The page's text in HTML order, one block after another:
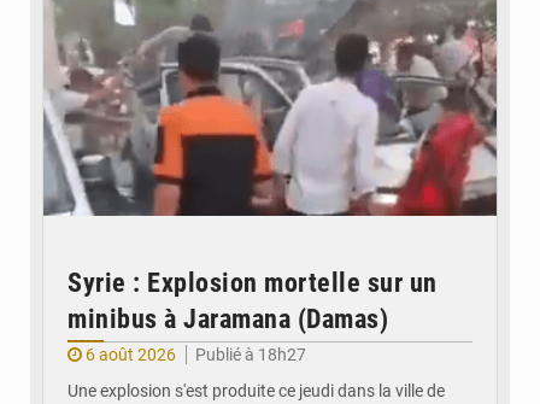
Syrie : Explosion mortelle sur un
minibus à Jaramana (Damas)
6 août 2026
Publié à 18h27
Une explosion s'est produite ce jeudi dans la ville de